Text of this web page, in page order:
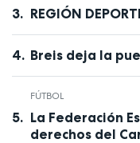
REGIÓN
Breis deja la
FÚTBOL
La Federación
derechos del